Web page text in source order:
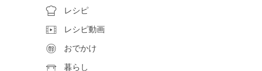
レシピ
レシピ動画
おでかけ
暮らし